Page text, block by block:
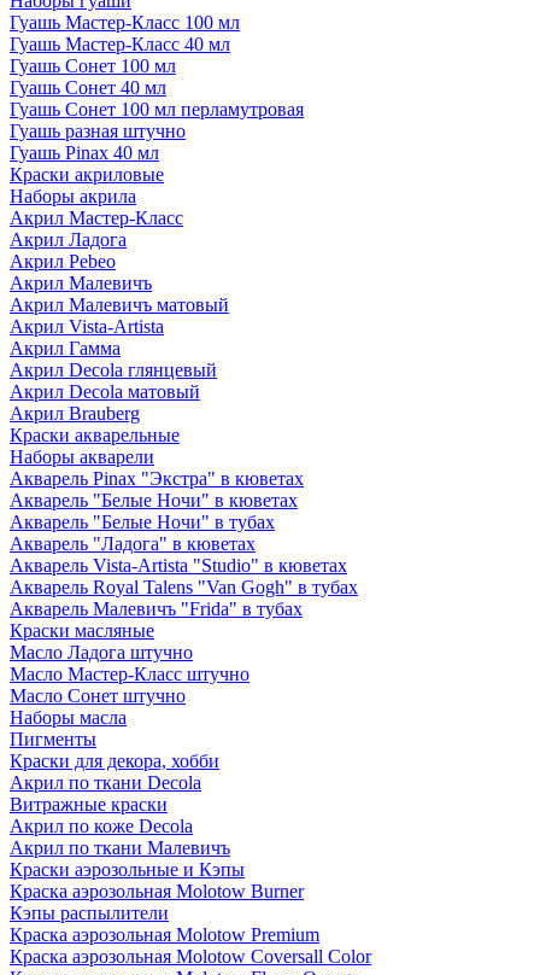
Гуашь Мастер-Класс 100 мл
Гуашь Мастер-Класс 40 мл
Гуашь Сонет 100 мл
Гуашь Сонет 40 мл
Гуашь Сонет 100 мл перламутровая
Гуашь разная штучно
Гуашь Pinax 40 мл
Краски акриловые
Наборы акрила
Акрил Мастер-Класс
Акрил Ладога
Акрил Pebeo
Акрил Малевичъ
Акрил Малевичъ матовый
Акрил Vista-Artista
Акрил Гамма
Акрил Decola глянцевый
Акрил Decola матовый
Акрил Brauberg
Краски акварельные
Наборы акварели
Акварель Pinax "Экстра" в кюветах
Акварель "Белые Ночи" в кюветах
Акварель "Белые Ночи" в тубах
Акварель "Ладога" в кюветах
Акварель Vista-Artista "Studio" в кюветах
Акварель Royal Talens "Van Gogh" в тубах
Акварель Малевичъ "Frida" в тубах
Краски масляные
Масло Ладога штучно
Масло Мастер-Класс штучно
Масло Сонет штучно
Наборы масла
Пигменты
Краски для декора, хобби
Акрил по ткани Decola
Витражные краски
Акрил по коже Decola
Акрил по ткани Малевичъ
Краски аэрозольные и Кэпы
Краска аэрозольная Molotow Burner
Кэпы распылители
Краска аэрозольная Molotow Premium
Краска аэрозольная Molotow Coversall Color